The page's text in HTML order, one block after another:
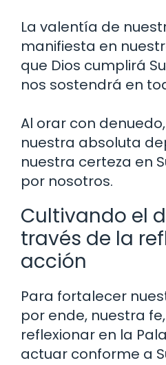
La valentía de
manifiesta en
que Dios cumplirá
nos sostendrá en
Al orar con
nuestra absoluta
nuestra certeza en
por nosotros.
Cultivando el
través de la
acción
Para fortalecer
por ende, nuestra
reflexionar en la
actuar conforme a